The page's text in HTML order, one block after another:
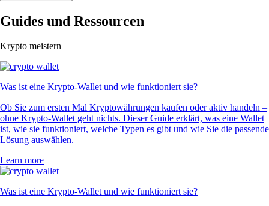
Guides und Ressourcen
Krypto meistern
Was ist eine Krypto-Wallet und wie funktioniert sie?
Ob Sie zum ersten Mal Kryptowährungen kaufen oder aktiv handeln –
ohne Krypto-Wallet geht nichts. Dieser Guide erklärt, was eine Wallet
ist, wie sie funktioniert, welche Typen es gibt und wie Sie die passende
Lösung auswählen.
Learn more
Was ist eine Krypto-Wallet und wie funktioniert sie?